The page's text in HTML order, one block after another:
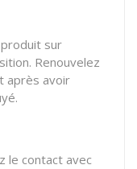
sur
Renouvelez
après avoir
le contact avec